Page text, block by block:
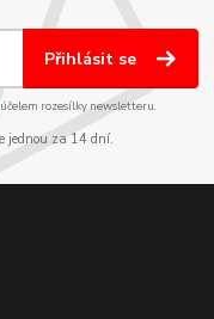
Přihlásit se
rozesílky newsletteru.
jednou za 14 dní.